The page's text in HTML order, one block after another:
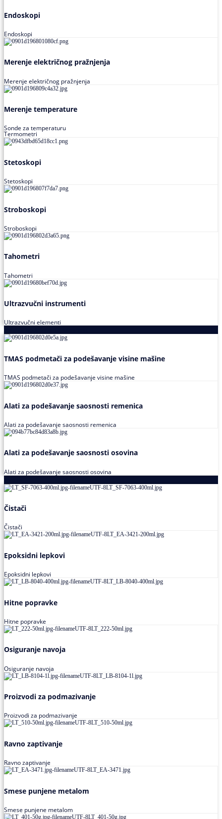
Endoskopi
Endoskopi
Merenje električnog pražnjenja
Merenje električnog pražnjenja
Merenje temperature
Sonde za temperaturu
Termometri
Stetoskopi
Stetoskopi
Stroboskopi
Stroboskopi
Tahometri
Tahometri
Ultrazvučni instrumenti
Ultrazvučni elementi
TMAS podmetači za podešavanje visine mašine
TMAS podmetači za podešavanje visine mašine
Alati za podešavanje saosnosti remenica
Alati za podešavanje saosnosti remenica
Alati za podešavanje saosnosti osovina
Alati za podešavanje saosnosti osovina
Čistači
Čistači
Epoksidni lepkovi
Epoksidni lepkovi
Hitne popravke
Hitne popravke
Osiguranje navoja
Osiguranje navoja
Proizvodi za podmazivanje
Proizvodi za podmazivanje
Ravno zaptivanje
Ravno zaptivanje
Smese punjene metalom
Smese punjene metalom